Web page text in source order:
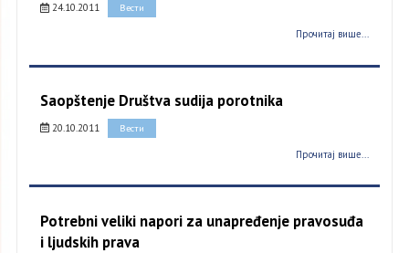
24.10.2011 Вести
Прочитај више...
Saopštenje Društva sudija porotnika
20.10.2011 Вести
Прочитај више...
Potrebni veliki napori za unapređenje pravosuđa
i ljudskih prava